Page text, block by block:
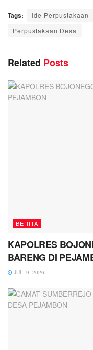
Tags: Ide Perpustakaan
Perpustakaan Desa
Related Posts
BERITA
KAPOLRES
BARENG DI
JULI 9, 2026